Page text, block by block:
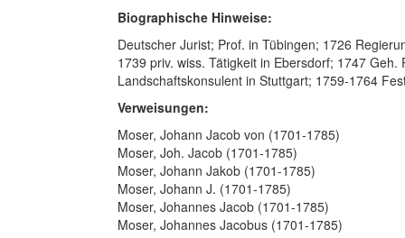
Biographische Hinweise:
Deutscher Jurist; Prof. in Tübingen; 1726
1739 priv. wiss. Tätigkeit in Ebersdorf; 1747
Landschaftskonsulent in Stuttgart; 1759-1764
Verweisungen:
Moser, Johann Jacob von (1701-1785)
Moser, Joh. Jacob (1701-1785)
Moser, Johann Jakob (1701-1785)
Moser, Johann J. (1701-1785)
Moser, Johannes Jacob (1701-1785)
Moser, Johannes Jacobus (1701-1785)